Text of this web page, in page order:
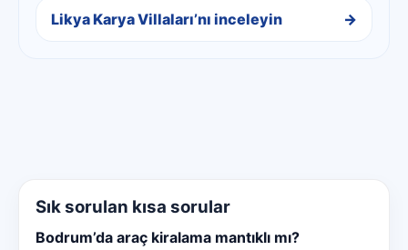
Likya Karya Villaları’nı inceleyin
Sık sorulan kısa sorular
Bodrum’da araç kiralama mantıklı mı?